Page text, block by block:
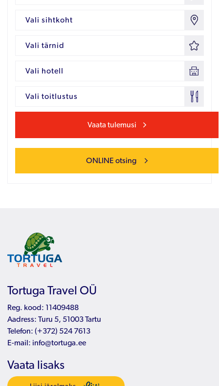
Vali sihtkoht
Vali tärnid
Vali hotell
Vali toitlustus
Vaata tulemusi
ONLINE otsing
Tortuga Travel OÜ
Reg. kood: 11409488
Aadress: Turu 5, 51003 Tartu
Telefon: (+372) 524 7613
E-mail: info@tortuga.ee
Vaata lisaks